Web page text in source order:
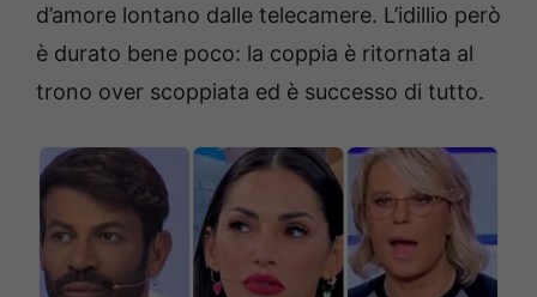
d’amore lontano dalle telecamere. L’idillio però
è durato bene poco: la coppia è ritornata al
trono over scoppiata ed è successo di tutto.